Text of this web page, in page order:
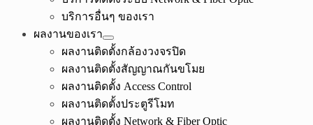
บริการอื่นๆ ของเรา
ผลงานของเรา
ผลงานติดตั้งกล้องวงจรปิด
ผลงานติดตั้งสัญญาณกันขโมย
ผลงานติดตั้ง Access Control
ผลงานติดตั้งประตูรีโมท
ผลงานติดตั้ง Network & Fiber Optic